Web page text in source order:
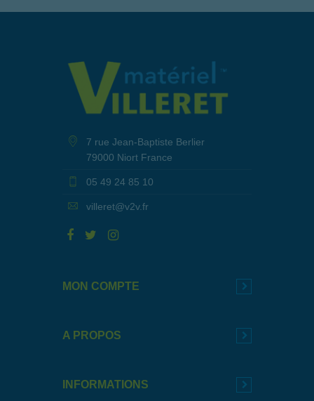
7 rue Jean-Baptiste Berlier
79000 Niort France
05 49 24 85 10
villeret@v2v.fr
MON COMPTE
A PROPOS
INFORMATIONS